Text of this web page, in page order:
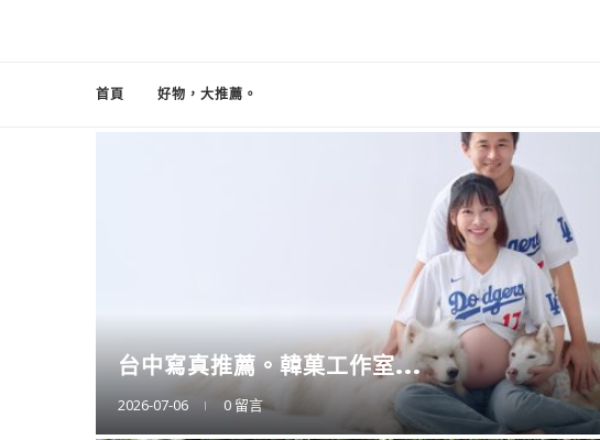
首頁 好物，大推薦。
擴充大空間。CODE L...
2025-12-12 0 留言